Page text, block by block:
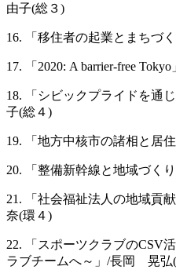
由子(総３)
16. 「移住者の起業とまちづ
17. 「2020: A barrier-free
18. 「シビックプライドを通
子(総４)
19. 「地方中核市の諸相と居
20. 「整備新幹線と地域づく
21. 「社会福祉法人の地域貢
奈(環４)
22. 「スポーツクラブのCSV
ラブチームへ～」/長岡 晃弘